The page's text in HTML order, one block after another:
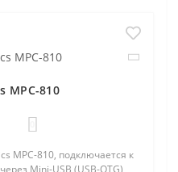
MPC-810
MPC-810, подключается к